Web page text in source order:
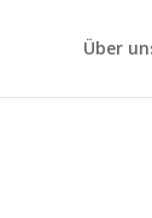
Über